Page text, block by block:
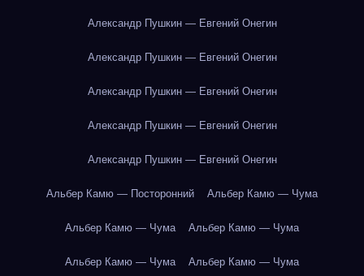
Александр Пушкин — Евгений Онегин
Александр Пушкин — Евгений Онегин
Александр Пушкин — Евгений Онегин
Александр Пушкин — Евгений Онегин
Александр Пушкин — Евгений Онегин
Альбер Камю — Посторонний Альбер Камю — Чума
Альбер Камю — Чума Альбер Камю — Чума
Альбер Камю — Чума Альбер Камю — Чума